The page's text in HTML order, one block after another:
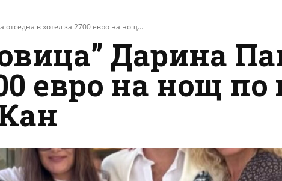
отседна в хотел за 2700 евро на нощ...
Дарина
евро на нощ